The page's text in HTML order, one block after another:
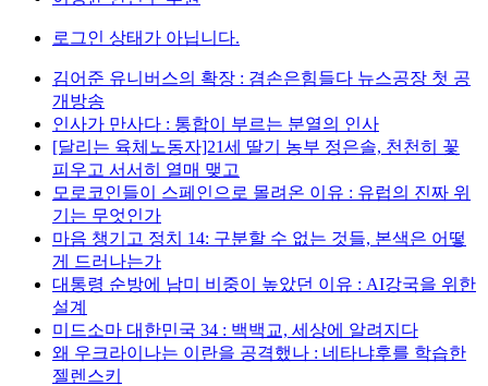
로그인 상태가 아닙니다.
김어준 유니버스의 확장 : 겸손은힘들다 뉴스공장 첫 공
개방송
인사가 만사다 : 통합이 부르는 분열의 인사
[달리는 육체노동자]21세 딸기 농부 정은솔, 천천히 꽃
피우고 서서히 열매 맺고
모로코인들이 스페인으로 몰려온 이유 : 유럽의 진짜 위
기는 무엇인가
마음 챙기고 정치 14: 구분할 수 없는 것들, 본색은 어떻
게 드러나는가
대통령 순방에 남미 비중이 높았던 이유 : AI강국을 위한
설계
미드소마 대한민국 34 : 백백교, 세상에 알려지다
왜 우크라이나는 이란을 공격했나 : 네타냐후를 학습한
젤렌스키